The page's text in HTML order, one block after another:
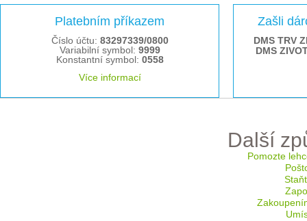
Platebním příkazem
Číslo účtu: 83297339/0800
Variabilní symbol: 9999
Konstantní symbol: 0558
Více informací
Zašli
DMS TRV
DMS
Další
Pomozte